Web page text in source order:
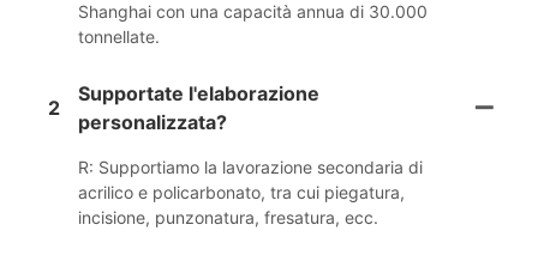
Shanghai con una capacità annua di 30.000
tonnellate.
2
Supportate l'elaborazione
personalizzata?
R: Supportiamo la lavorazione secondaria di
acrilico e policarbonato, tra cui piegatura,
incisione, punzonatura, fresatura, ecc.